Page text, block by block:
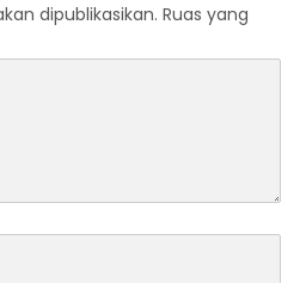
dipublikasikan. Ruas yang